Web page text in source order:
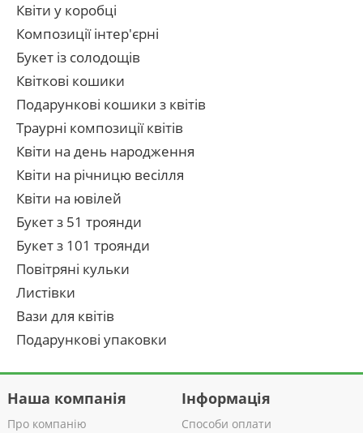
Квіти у коробці
Композиції інтер'єрні
Букет із солодощів
Квіткові кошики
Подарункові кошики з квітів
Траурні композиції квітів
Квіти на день народження
Квіти на річницю весілля
Квіти на ювілей
Букет з 51 троянди
Букет з 101 троянди
Повітряні кульки
Листівки
Вази для квітів
Подарункові упаковки
Наша компанія
Про компанію
Інформація
Способи оплати